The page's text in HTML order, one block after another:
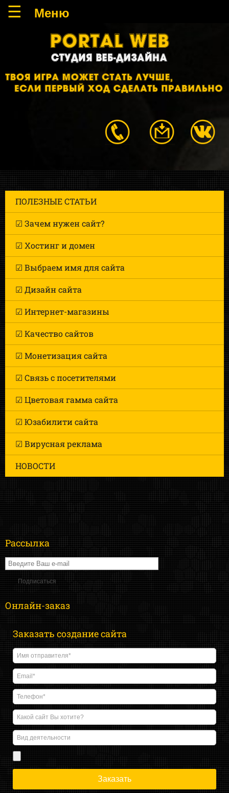
ПОЛЕЗНЫЕ СТАТЬИ
☑ Зачем нужен сайт?
☑ Хостинг и домен
☑ Выбраем имя для сайта
☑ Дизайн сайта
☑ Интернет-магазины
☑ Качество сайтов
☑ Монетизация сайта
☑ Связь с посетителями
☑ Цветовая гамма сайта
☑ Юзабилити сайта
☑ Вирусная реклама
НОВОСТИ
Рассылка
Онлайн-заказ
Заказать создание сайта